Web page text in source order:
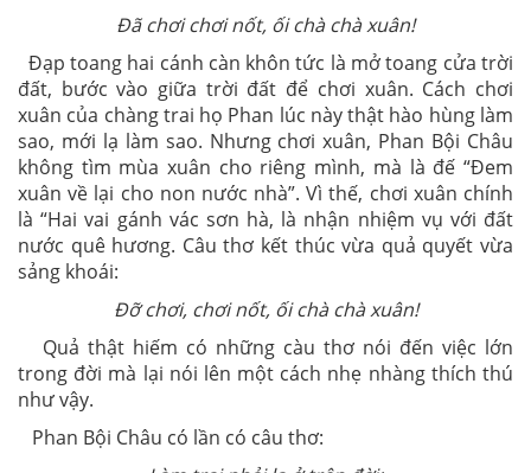
Đã chơi chơi nốt, ối chà chà xuân!
Đạp toang hai cánh càn khôn tức là mở toang cửa trời
đất, bước vào giữa trời đất để chơi xuân. Cách chơi
xuân của chàng trai họ Phan lúc này thật hào hùng làm
sao, mới lạ làm sao. Nhưng chơi xuân, Phan Bội Châu
không tìm mùa xuân cho riêng mình, mà là đế “Đem
xuân về lại cho non nước nhà”. Vì thế, chơi xuân chính
là “Hai vai gánh vác sơn hà, là nhận nhiệm vụ với đất
nước quê hương. Câu thơ kết thúc vừa quả quyết vừa
sảng khoái:
Đỡ chơi, chơi nốt, ối chà chà xuân!
Quả thật hiếm có những càu thơ nói đến việc lớn
trong đời mà lại nói lên một cách nhẹ nhàng thích thú
như vậy.
Phan Bội Châu có lần có câu thơ: